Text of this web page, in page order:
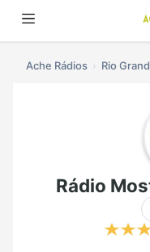
Ache Rádios Rio
Rádio